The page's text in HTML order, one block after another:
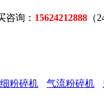
咨询： 15624212888 （
粉碎机 气流粉碎机